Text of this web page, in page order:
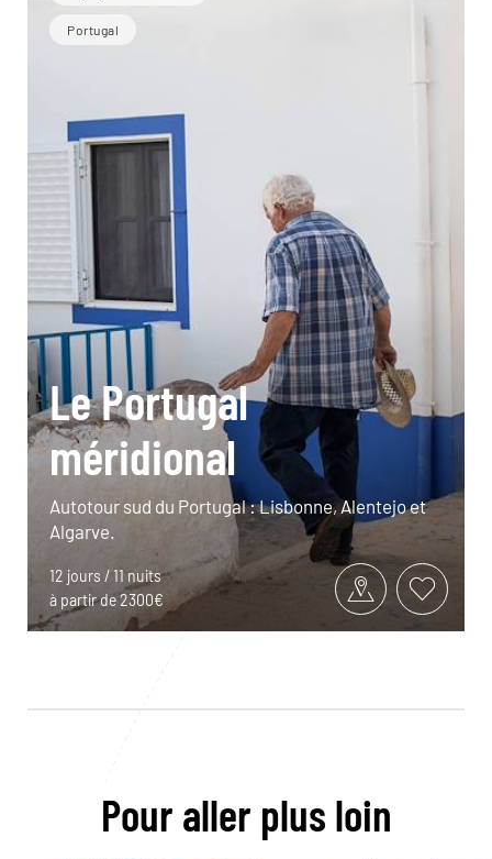
Portugal
Le Portugal
méridional
Autotour sud du Portugal : Lisbonne, Alentejo et
Algarve.
12 jours / 11 nuits
à partir de 2300€
Pour aller plus loin